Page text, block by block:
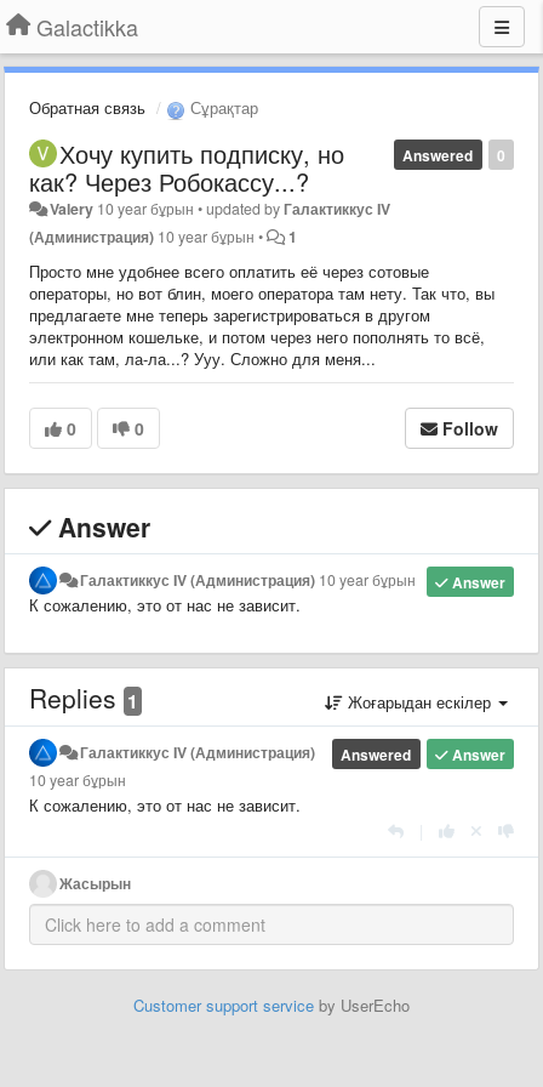
Galactikka
Обратная связь Сұрақтар
0
Answered
Хочу купить подписку, но
как? Через Робокассу...?
Valery 10 year бұрын •updated byГалактиккус IV
(Администрация) 10 year бұрын • 1
Просто мне удобнее всего оплатить её через сотовые
операторы, но вот блин, моего оператора там нету. Так что, вы
предлагаете мне теперь зарегистрироваться в другом
электронном кошельке, и потом через него пополнять то всё,
или как там, ла-ла...? Ууу. Сложно для меня...
0 0 Follow
Answer
Answer
Галактиккус IV (Администрация) 10 year бұрын
К сожалению, это от нас не зависит.
Replies 1 Жоғарыдан ескілер
Answer
Answered
Галактиккус IV (Администрация)
10 year бұрын
К сожалению, это от нас не зависит.
Жасырын
Customer support service by UserEcho